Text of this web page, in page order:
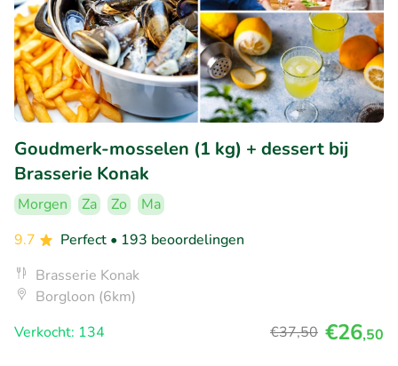
Goudmerk-mosselen (1 kg) + dessert bij
Brasserie Konak
Morgen Za Zo
Ma
9.7
Perfect • 193 beoordelingen
Brasserie Konak
Borgloon (6km)
Verkocht: 134
€37,50 €26,50